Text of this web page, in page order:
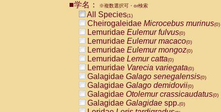
CebidaeCebus nigrivittatus
CebidaeCebus
CebidaeSaimiri boliviensis(0)
CebidaeSaimiri sciureus(0)
AtelidaeAlouatta caraya(0)
AtelidaeAlouatta fusca(0)
AtelidaeAlouatta seniculus
AtelidaeAlouattaspp.(0)
AtelidaeAteles belzebuth(0)
AtelidaeAteles geoffroyi(0)
AtelidaeAteles paniscus(0)
AtelidaeAtelesspp.(0)
■学名： ※複数選択可・or検索
All Species(1)
Cheirogaleidae Microcebus murinus(0)
Lemuridae Eulemur fulvus(0)
Lemuridae Eulemur macaco(0)
Lemuridae Eulemur mongoz(0)
Lemuridae Lemur catta(0)
Lemuridae Varecia variegata(0)
Galagidae Galago senegalensis(0)
Galagidae Galago demidovii(0)
Galagidae Otolemur crassicaudatus(0)
Galagidae Galagidae spp.(0)